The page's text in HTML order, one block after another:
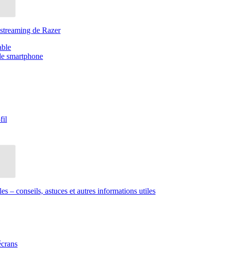
de Razer
smartphone
fil
– conseils, astuces et autres informations utiles